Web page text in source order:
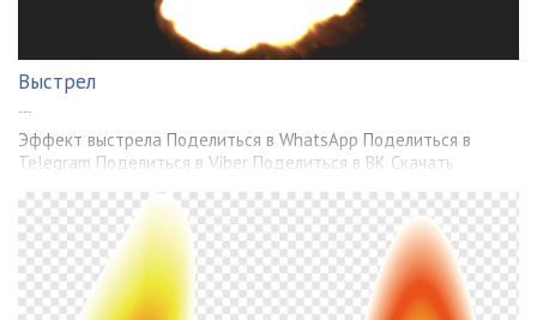
Выстрел
---
Эффект выстрела Поделиться в WhatsApp Поделиться в
Telegram Поделиться в Viber Поделиться в ВК Скачать